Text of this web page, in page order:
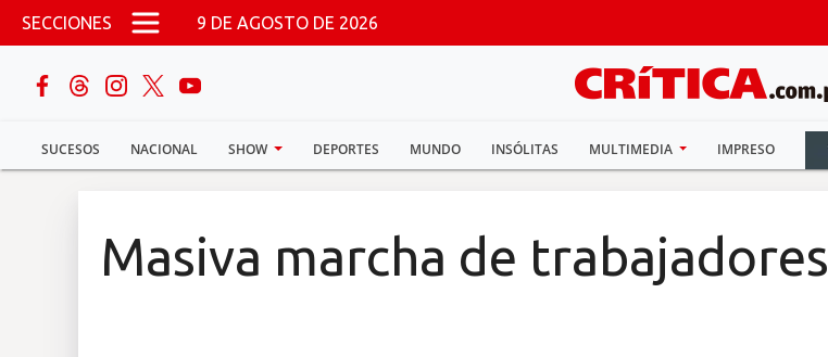
Pasar al contenido principal
SECCIONES 9 DE AGOSTO DE 2026
SUCESOS NACIONAL SHOW DEPORTES MUNDO INSÓLITAS MULTIMEDIA IMPRESO
buscar
Sucesos
Masiva marcha de trabajadores